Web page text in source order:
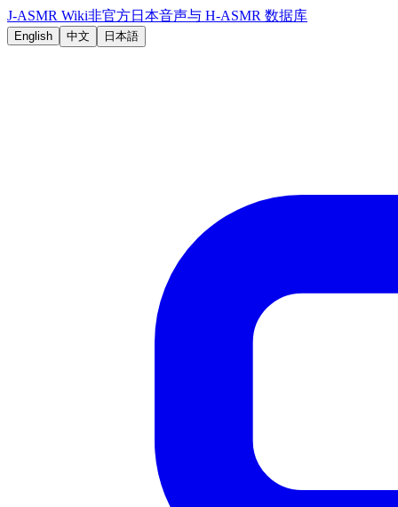
J-ASMR Wiki非官方日本音声与 H-ASMR 数据库
English 中文 日本語